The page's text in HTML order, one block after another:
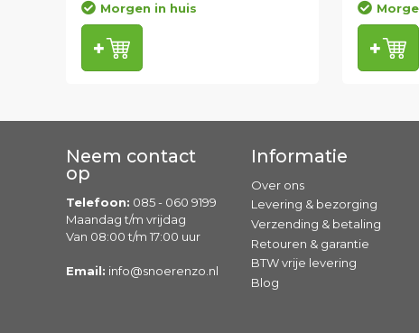
Morgen in huis
Neem contact
op
Telefoon: 085 - 060 9199
Maandag t/m vrijdag
Van 08:00 t/m 17:00 uur
Email: info@snoerenzo.nl
Informatie
Over ons
Levering & bezorging
Verzending & betaling
Retouren & garantie
BTW vrije levering
Blog